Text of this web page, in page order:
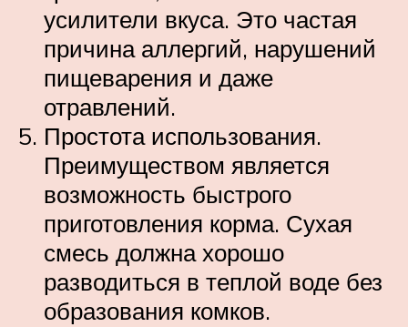
усилители вкуса. Это частая
причина аллергий, нарушений
пищеварения и даже
отравлений.
Простота использования.
Преимуществом является
возможность быстрого
приготовления корма. Сухая
смесь должна хорошо
разводиться в теплой воде без
образования комков.